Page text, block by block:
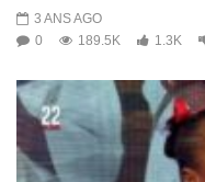
3 ANS AGO
0
189.5K 1.3K